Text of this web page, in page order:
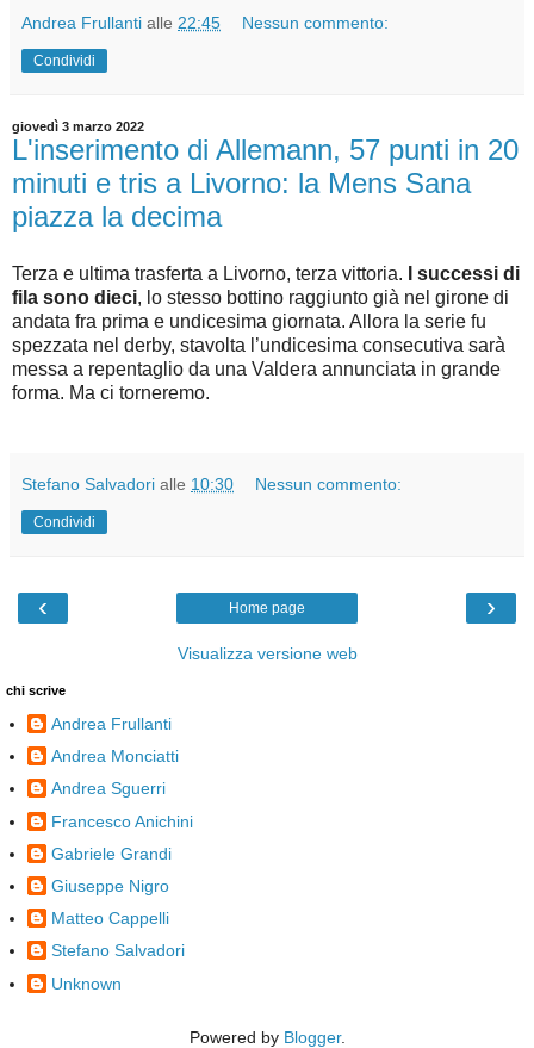
Andrea Frullanti alle 22:45 Nessun commento:
Condividi
giovedì 3 marzo 2022
L'inserimento di Allemann, 57 punti in 20
minuti e tris a Livorno: la Mens Sana
piazza la decima
Terza e ultima trasferta a Livorno, terza vittoria.
I successi di
fila sono dieci, lo stesso bottino raggiunto già nel girone di
andata fra prima e undicesima giornata. Allora la serie fu
spezzata nel derby, stavolta l’undicesima consecutiva sarà
messa a repentaglio da una Valdera annunciata in grande
forma. Ma ci torneremo.
Stefano Salvadori alle 10:30 Nessun commento:
Condividi
‹ ›
Home page
Visualizza versione web
chi scrive
Andrea Frullanti
Andrea Monciatti
Andrea Sguerri
Francesco Anichini
Gabriele Grandi
Giuseppe Nigro
Matteo Cappelli
Stefano Salvadori
Unknown
Powered by Blogger.